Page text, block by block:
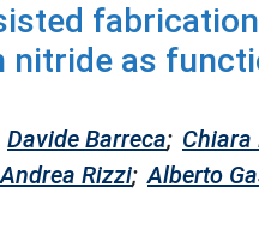
nitride as
Davide Barreca;
Rizzi; Alberto